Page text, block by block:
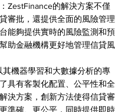
ZestFinance的解決方案不僅
審批，還提供全面的風險管理
能夠提供實時的風險監測和預
助金融機構更好地管理信貸風
其機器學習和大數據分析的專
具有客製化配置、公平性和全
決方案，創新方法使得信貸審
準確、更公平，同時提供即時